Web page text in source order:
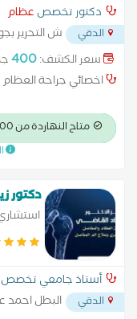
دكتور تخصص عظام
الدقي ش التحرير
سعر الكشف:400
اخصائي جراحة
متاح النهاردة من 4:00 مساءً
دكتور
أستاذ جامعي تخصص
الدقي البطل احمد